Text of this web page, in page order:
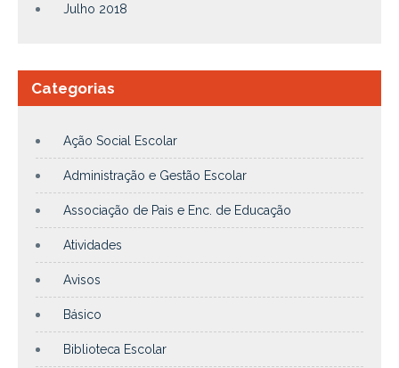
Julho 2018
Categorias
Ação Social Escolar
Administração e Gestão Escolar
Associação de Pais e Enc. de Educação
Atividades
Avisos
Básico
Biblioteca Escolar